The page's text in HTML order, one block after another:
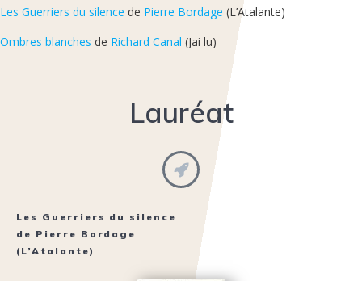
Les Guerriers du silence de Pierre Bordage (L’Atalante)
Ombres blanches de Richard Canal (Jai lu)
Lauréat
Les Guerriers du silence
de Pierre Bordage
(L’Atalante)